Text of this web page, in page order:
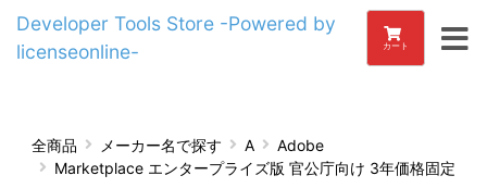
Developer Tools Store -Powered by
licenseonline-
カート
全商品 メーカー名で探す A
Adobe
Marketplace エンタープライズ版 官公庁向け 3年価格固定